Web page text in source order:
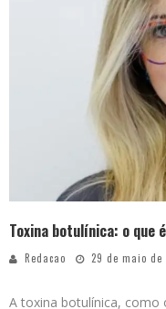
Toxina botulínica: o que
Redacao 29 de maio de
A toxina botulínica, como